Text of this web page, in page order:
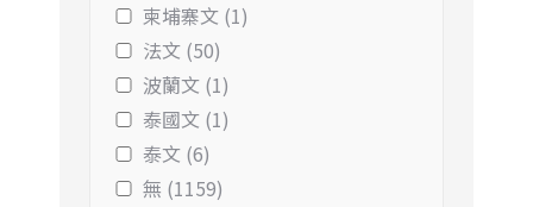
柬埔寨文 (1)
法文 (50)
波蘭文 (1)
泰國文 (1)
泰文 (6)
無 (1159)